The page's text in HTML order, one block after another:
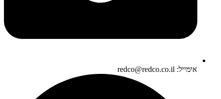
אימייל: redco@redco.co.il